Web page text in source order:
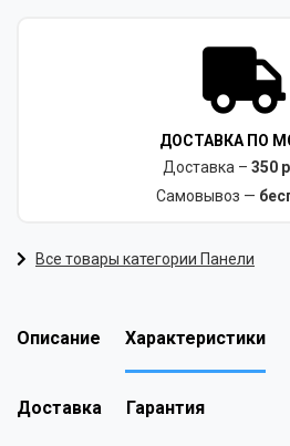
ДОСТАВКА ПО
Доставка – 350
Самовывоз —
Все товары категории Панели
Описание Характеристики
Доставка Гарантия